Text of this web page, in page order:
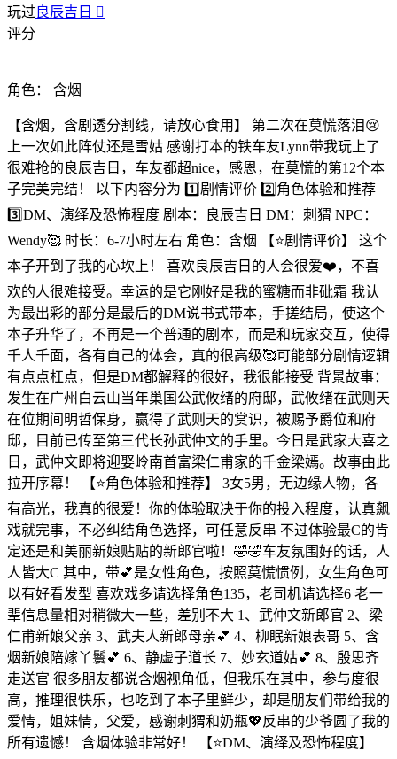
玩过 良辰吉日 
评分
角色： 含烟
【含烟，含剧透分割线，请放心食用】 第二次在莫慌落泪😢
上一次如此阵仗还是雪姑 感谢打本的铁车友Lynn带我玩上了
很难抢的良辰吉日，车友都超nice，感恩，在莫慌的第12个本
子完美完结！ 以下内容分为 1️⃣剧情评价 2️⃣角色体验和推荐
3️⃣DM、演绎及恐怖程度 剧本：良辰吉日 DM：刺猬 NPC：
Wendy🥰 时长：6-7小时左右 角色：含烟 【⭐️剧情评价】 这个
本子开到了我的心坎上！ 喜欢良辰吉日的人会很爱❤️，不喜
欢的人很难接受。幸运的是它刚好是我的蜜糖而非砒霜 我认
为最出彩的部分是最后的DM说书式带本，手搓结局，使这个
本子升华了，不再是一个普通的剧本，而是和玩家交互，使得
千人千面，各有自己的体会，真的很高级🥰可能部分剧情逻辑
有点点杠点，但是DM都解释的很好，我很能接受 背景故事：
发生在广州白云山当年巢国公武攸绪的府邸，武攸绪在武则天
在位期间明哲保身，赢得了武则天的赏识，被赐予爵位和府
邸，目前已传至第三代长孙武仲文的手里。今日是武家大喜之
日，武仲文即将迎娶岭南首富梁仁甫家的千金梁嫣。故事由此
拉开序幕！ 【⭐️角色体验和推荐】 3女5男，无边缘人物，各
有高光，我真的很爱！你的体验取决于你的投入程度，认真飙
戏就完事，不必纠结角色选择，可任意反串 不过体验最C的肯
定还是和美丽新娘贴贴的新郎官啦！🤣🤣车友氛围好的话，人
人皆大C 其中，带💕是女性角色，按照莫慌惯例，女生角色可
以有好看发型 喜欢戏多请选择角色135，老司机请选择6 老一
辈信息量相对稍微大一些，差别不大 1、武仲文新郎官 2、梁
仁甫新娘父亲 3、武夫人新郎母亲💕 4、柳眠新娘表哥 5、含
烟新娘陪嫁丫鬟💕 6、静虚子道长 7、妙玄道姑💕 8、殷思齐
走送官 很多朋友都说含烟视角低，但我乐在其中，参与度很
高，推理很快乐，也吃到了本子里鲜少，却是朋友们带给我的
爱情，姐妹情，父爱，感谢刺猬和奶瓶💖反串的少爷圆了我的
所有遗憾！ 含烟体验非常好！ 【⭐️DM、演绎及恐怖程度】